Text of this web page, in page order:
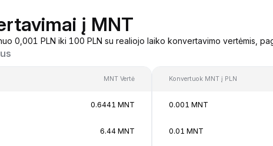
į MNT
0,001 PLN iki 100 PLN su realiojo laiko konvertavimo vertėmis,
MNT Vertė
0.6441 MNT
6.44 MNT
Konvertuok MNT į PLN
0.001 MNT
0.01 MNT